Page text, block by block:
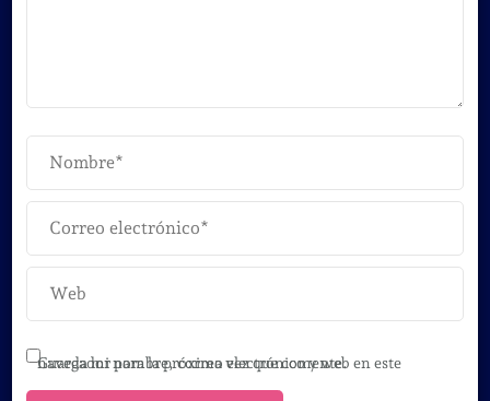
Guarda mi nombre, correo electrónico y web en este navegador para la próxima vez que comente.